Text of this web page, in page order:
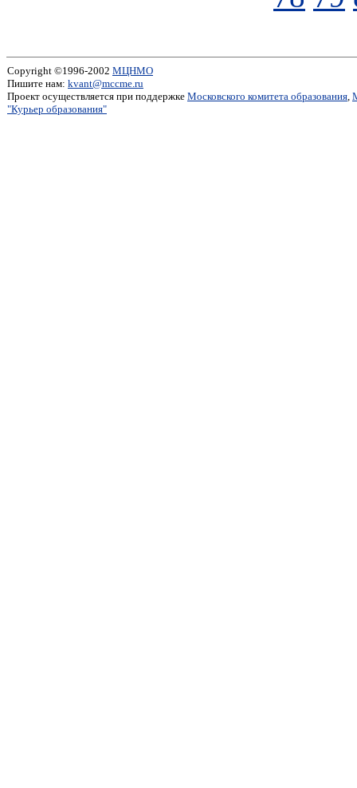
Copyright ©1996-2002 МЦНМО
Пишите нам: kvant@mccme.ru
Проект осуществляется при поддержке Московского комитета образования,
"Курьер образования"